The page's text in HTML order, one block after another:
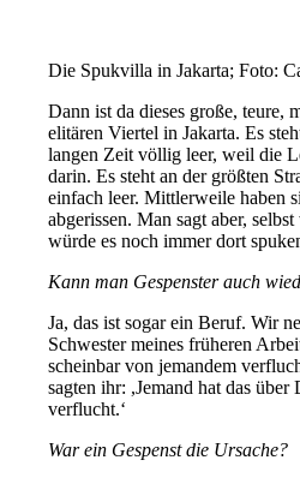
Die Spukvilla in Jakarta; Foto:
Dann ist da dieses große, teure,
elitären Viertel in Jakarta. Es
langen Zeit völlig leer, weil die
darin. Es steht an der größten
einfach leer. Mittlerweile haben
abgerissen. Man sagt aber,
würde es noch immer dort
Kann man Gespenster auch
Ja, das ist sogar ein Beruf. Wir
Schwester meines früheren
scheinbar von jemandem
sagten ihr: ,Jemand hat das
verflucht.‘
War ein Gespenst die Ursache?